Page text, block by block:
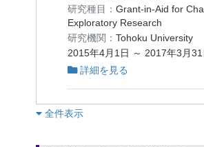
研究種目： Grant-in-Aid for
Exploratory Research
研究機関： Tohoku University
2015年4月1日 ～ 2017年3月31
詳細を見る
︎全件表示